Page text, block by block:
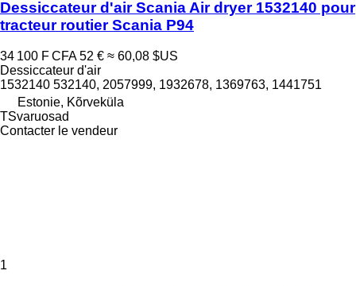
Dessiccateur d'air Scania Air dryer 1532140 pour
tracteur routier Scania P94
34 100 F CFA 52 € ≈ 60,08 $US
Dessiccateur d'air
1532140 532140, 2057999, 1932678, 1369763, 1441751
Estonie, Kõrveküla
TSvaruosad
Contacter le vendeur
1